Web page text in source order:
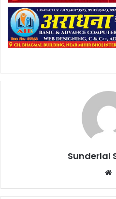
Sunderlal